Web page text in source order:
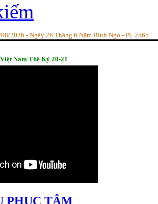
2026 - Ngày 26 Tháng 6 Năm Bính Ngọ - PL 2565
Nam Thế Kỷ 20-21
PHỤC TÂM